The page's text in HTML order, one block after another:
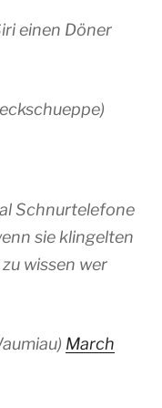
einen Döner
Schnurtelefone
sie klingelten
wissen wer
March